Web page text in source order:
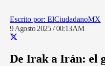
ElCiudadanoMX
9 Agosto 2025 / 00:13AM
De Irak a Irán: el